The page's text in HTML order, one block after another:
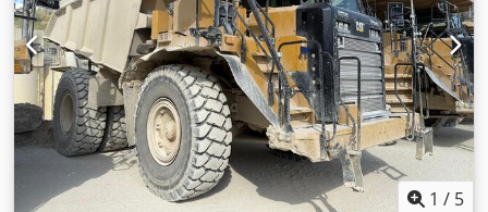
1 / 5